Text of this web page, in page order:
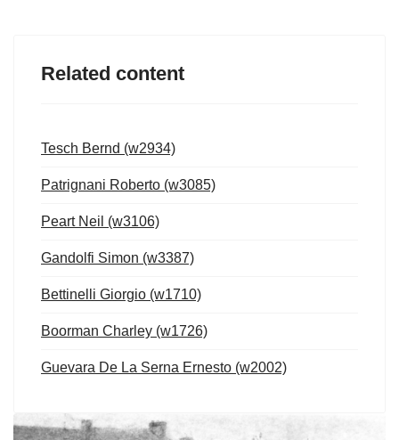
Related content
Tesch Bernd (w2934)
Patrignani Roberto (w3085)
Peart Neil (w3106)
Gandolfi Simon (w3387)
Bettinelli Giorgio (w1710)
Boorman Charley (w1726)
Guevara De La Serna Ernesto (w2002)